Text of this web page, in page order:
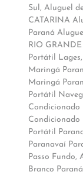
Sul, Aluguel
CATARINA
Paraná
RIO
Portátil Lages,
Maringá
Maringá
Portátil
Condicionado
Portátil
Paranavaí
Passo Fundo,
Branco Paraná